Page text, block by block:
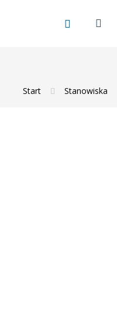
Start Stanowiska